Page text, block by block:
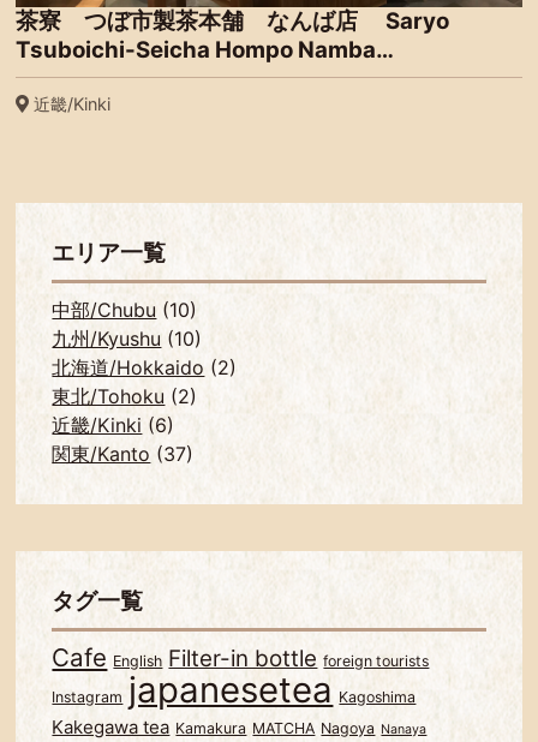
茶寮 つぼ市製茶本舗 なんば店 Saryo
Tsuboichi-Seicha Hompo Namba…
近畿/Kinki
エリア一覧
中部/Chubu (10)
九州/Kyushu (10)
北海道/Hokkaido (2)
東北/Tohoku (2)
近畿/Kinki (6)
関東/Kanto (37)
タグ一覧
Cafe English Filter-in bottle foreign tourists
Instagram japanesetea Kagoshima
Kakegawa tea Kamakura MATCHA Nagoya Nanaya